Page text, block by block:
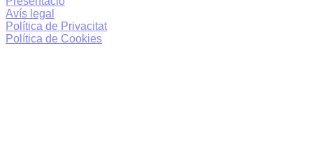
Avís legal
Política de Privacitat
Política de Cookies